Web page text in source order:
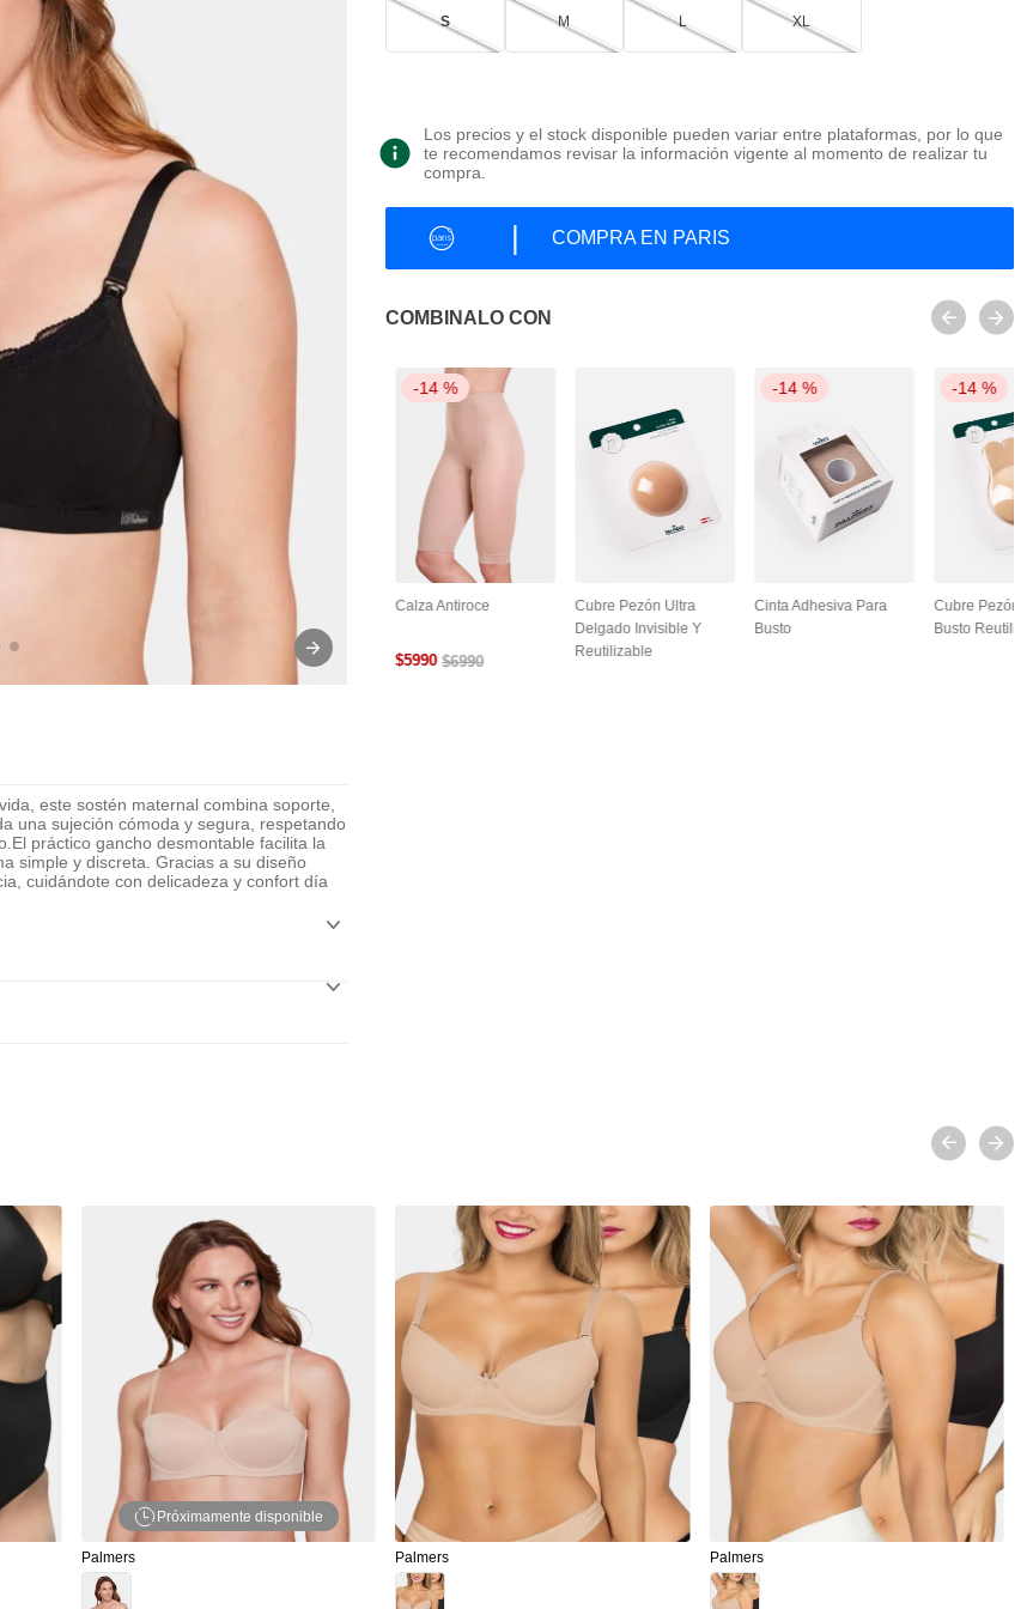
este sostén maternal combina soporte,
una sujeción cómoda y segura, respetando
práctico gancho desmontable facilita la
simple y discreta. Gracias a su diseño
cuidándote con delicadeza y confort día
S M L XL
Los precios y el stock disponible pueden variar entre plataformas, por lo que
te recomendamos revisar la información vigente al momento de realizar tu
compra.
| COMPRA EN PARIS
COMBINALO CON
Cinta Adhesiva Para
Cubre Pezón Levanta
Busto Reutilizable
-14 %
Calza Antiroce
$5990 $6990
Cubre Pezón Ultra
Delgado Invisible Y
Reutilizable
-14 %
Cinta Adhesiva Para
Busto
-14 %
Cubre Pezón
Busto
Próximamente disponible
Palmers Palmers Palmers